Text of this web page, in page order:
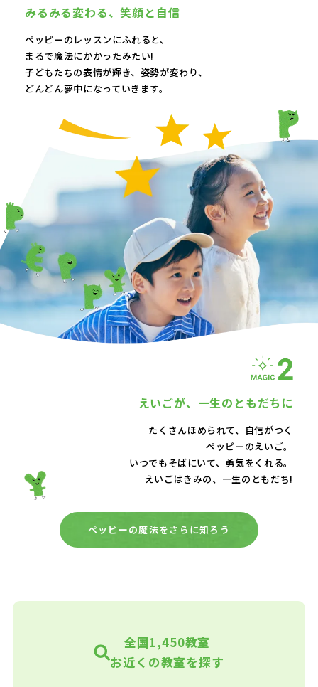
みるみる変わる、笑顔と自信
ペッピーのレッスンにふれると、
まるで魔法にかかったみたい!
子どもたちの表情が輝き、 姿勢が変わり、
どんどん夢中になっていきます。
えいごが、 一生のともだちに
たくさんほめられて、自信がつく
ペッピーのえいご。
いつでもそばにいて、 勇気をくれる。
えいごはきみの、一生のともだち!
ペッピーの魔法をさらに知ろう
全国1,450教室
お近くの教室を探す